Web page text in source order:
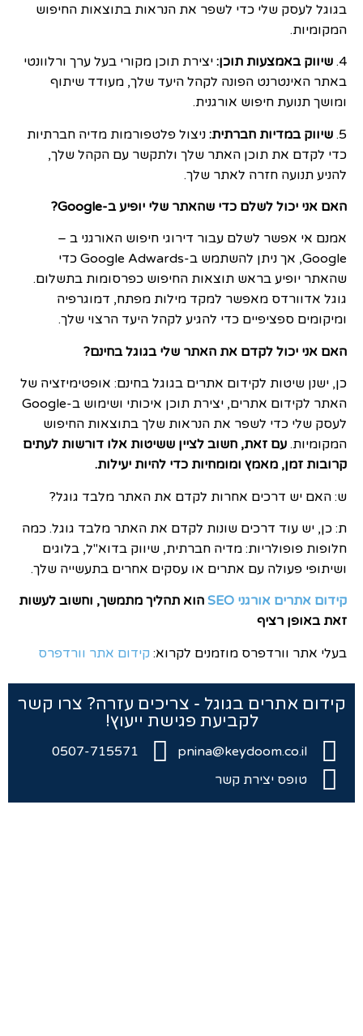
בגוגל לעסק שלי כדי לשפר את הנראות בתוצאות החיפוש
המקומיות.
4. שיווק באמצעות תוכן: יצירת תוכן מקורי בעל ערך ורלוונטי
באתר האינטרנט הפונה לקהל היעד שלך, מעודד שיתוף
ומושך תנועת חיפוש אורגנית.
5. שיווק במדיות חברתית: ניצול פלטפורמות מדיה חברתיות
כדי לקדם את תוכן האתר שלך ולתקשר עם הקהל שלך,
להניע תנועה חזרה לאתר שלך.
האם אני יכול לשלם כדי שהאתר שלי יופיע ב-Google?
אמנם אי אפשר לשלם עבור דירוגי חיפוש האורגני ב –
Google, אך ניתן להשתמש ב-Google Adwards כדי
שהאתר יופיע בראש תוצאות החיפוש כפרסומות בתשלום.
גוגל אדוורדס מאפשר למקד מילות מפתח, דמוגרפיה
ומיקומים ספציפיים כדי להגיע לקהל היעד הרצוי שלך.
האם אני יכול לקדם את האתר שלי בגוגל בחינם?
כן, ישנן שיטות לקידום אתרים בגוגל בחינם: אופטימיזציה של
האתר לקידום אתרים, יצירת תוכן איכותי ושימוש ב-Google
לעסק שלי כדי לשפר את הנראות שלך בתוצאות החיפוש
המקומיות. עם זאת, חשוב לציין ששיטות אלו דורשות לעתים
קרובות זמן, מאמץ ומומחיות כדי להיות יעילות.
ש: האם יש דרכים אחרות לקדם את האתר מלבד גוגל?
ת: כן, יש עוד דרכים שונות לקדם את האתר מלבד גוגל. כמה
חלופות פופולריות: מדיה חברתית, שיווק בדוא"ל, בלוגים
ושיתופי פעולה עם אתרים או עסקים אחרים בתעשייה שלך.
קידום אתרים אורגני SEO
הוא תהליך מתמשך, וחשוב לעשות
זאת באופן רציף
בעלי אתר וורדפרס מוזמנים לקרוא: קידום אתר וורדפרס
קידום אתרים בגוגל - צריכים עזרה? צרו קשר
לקביעת פגישת ייעוץ!
pnina@keydoom.co.il
0507-715571
טופס יצירת קשר